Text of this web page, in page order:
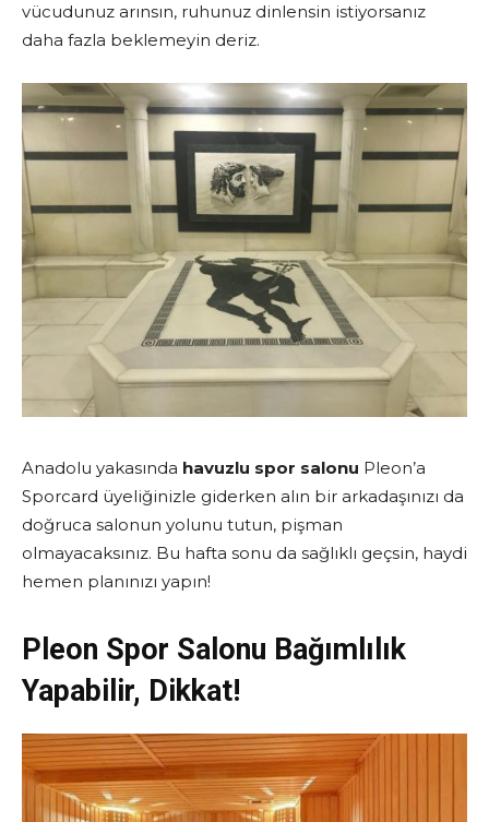
vücudunuz arınsın, ruhunuz dinlensin istiyorsanız
daha fazla beklemeyin deriz.
Anadolu yakasında havuzlu spor salonu Pleon’a
Sporcard üyeliğinizle giderken alın bir arkadaşınızı da
doğruca salonun yolunu tutun, pişman
olmayacaksınız. Bu hafta sonu da sağlıklı geçsin, haydi
hemen planınızı yapın!
Pleon Spor Salonu Bağımlılık
Yapabilir, Dikkat!